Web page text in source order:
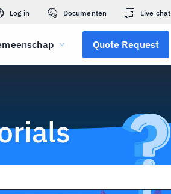
Log in Documenten Live chat
Quote Request